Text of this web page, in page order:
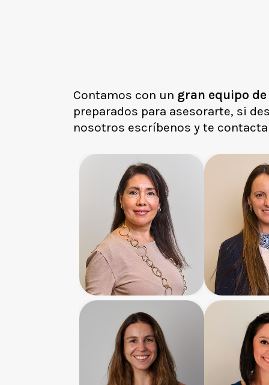
Contamos con un gran equipo de
preparados para asesorarte, si
nosotros escríbenos y te
Ximena Aros
Senior Associate
Gómez
Senior